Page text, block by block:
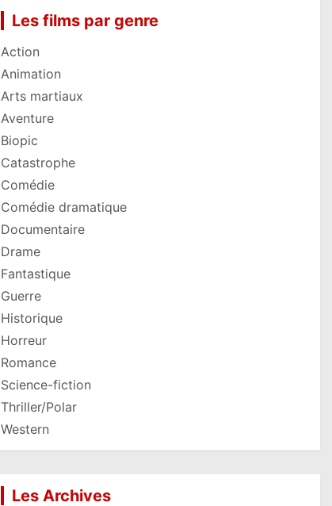
Les films par genre
Action
Animation
Arts martiaux
Aventure
Biopic
Catastrophe
Comédie
Comédie dramatique
Documentaire
Drame
Fantastique
Guerre
Historique
Horreur
Romance
Science-fiction
Thriller/Polar
Western
Les Archives